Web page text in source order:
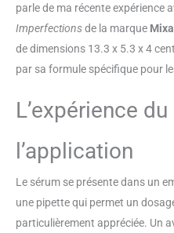
parle de ma récente expérience
Imperfectionsde la marque Mixa
de dimensions 13.3 x 5.3 x 4
par sa formule spécifique pour
L’expérience
l’application
Le sérum se présente dans un
une pipette qui permet un
particulièrement appréciée. Un